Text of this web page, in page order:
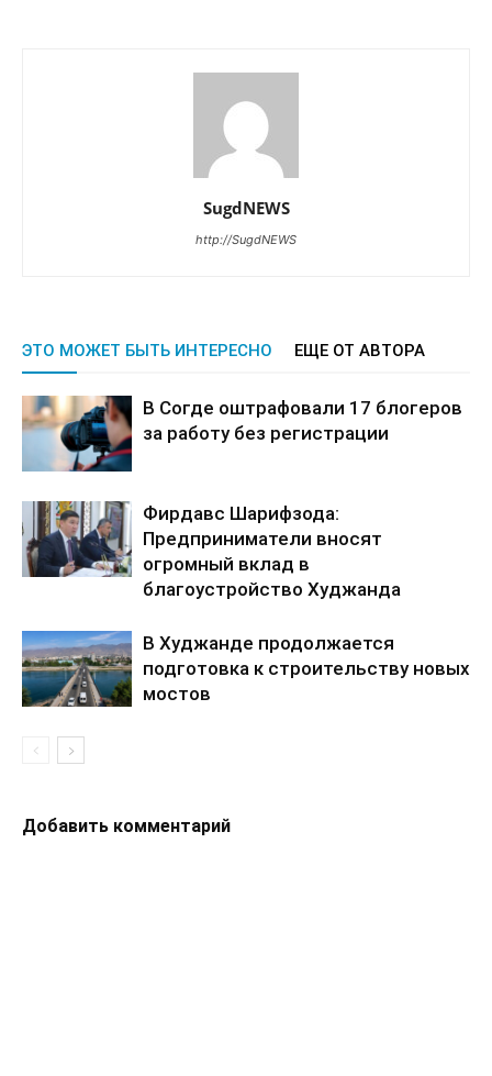
SugdNEWS
http://SugdNEWS
ЭТО МОЖЕТ БЫТЬ ИНТЕРЕСНО ЕЩЕ ОТ АВТОРА
В Согде оштрафовали 17 блогеров
за работу без регистрации
Фирдавс Шарифзода:
Предприниматели вносят
огромный вклад в
благоустройство Худжанда
В Худжанде продолжается
подготовка к строительству новых
мостов
Добавить комментарий